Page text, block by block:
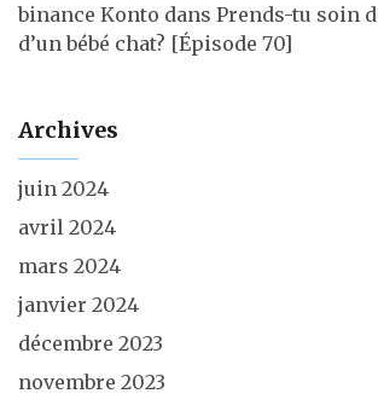
binance Konto dans Prends-tu soin
d’un bébé chat? [Épisode 70]
Archives
juin 2024
avril 2024
mars 2024
janvier 2024
décembre 2023
novembre 2023